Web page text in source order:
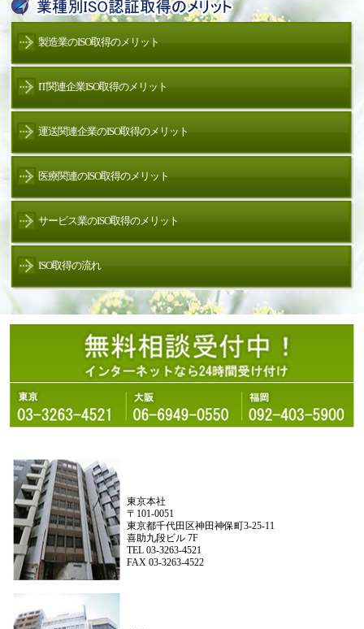
製造業のISO取得のメリット
IT関連企業ISO取得のメリット
運送関連企業のISO取得のメリット
医療関連のISO取得のメリット
サービス業のISO取得のメリット
ISO取得の流れ
東京本社
〒101-0051
東京都千代田区神田神保町3-25-11
喜助九段ビル 7F
TEL 03-3263-4521
FAX 03-3263-4522